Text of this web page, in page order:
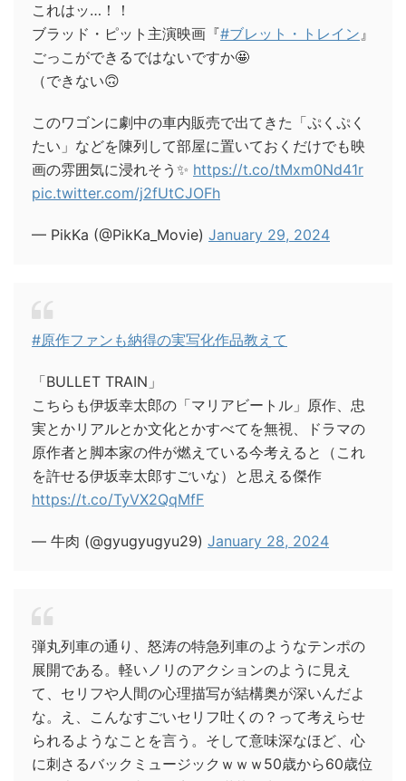
これはッ…！！
ブラッド・ピット主演映画『#ブレット・トレイン』
ごっこができるではないですか🤩
（できない🙃
このワゴンに劇中の車内販売で出てきた「ぷくぷく
たい」などを陳列して部屋に置いておくだけでも映
画の雰囲気に浸れそう✨ https://t.co/tMxm0Nd41r
pic.twitter.com/j2fUtCJOFh
— PikKa (@PikKa_Movie) January 29, 2024
#原作ファンも納得の実写化作品教えて
「BULLET TRAIN」
こちらも伊坂幸太郎の「マリアビートル」原作、忠
実とかリアルとか文化とかすべてを無視、ドラマの
原作者と脚本家の件が燃えている今考えると（これ
を許せる伊坂幸太郎すごいな）と思える傑作
https://t.co/TyVX2QqMfF
— 牛肉 (@gyugyugyu29) January 28, 2024
弾丸列車の通り、怒涛の特急列車のようなテンポの
展開である。軽いノリのアクションのように見え
て、セリフや人間の心理描写が結構奥が深いんだよ
な。え、こんなすごいセリフ吐くの？って考えらせ
られるようなことを言う。そして意味深なほど、心
に刺さるバックミュージックｗｗｗ50歳から60歳位